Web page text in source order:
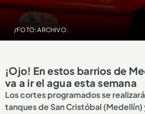
/FOTO: ARCHIVO.
¡Ojo! En estos barrios de
va a ir el agua esta semana
Los cortes programados se
tanques de San Cristóbal (Medellín)